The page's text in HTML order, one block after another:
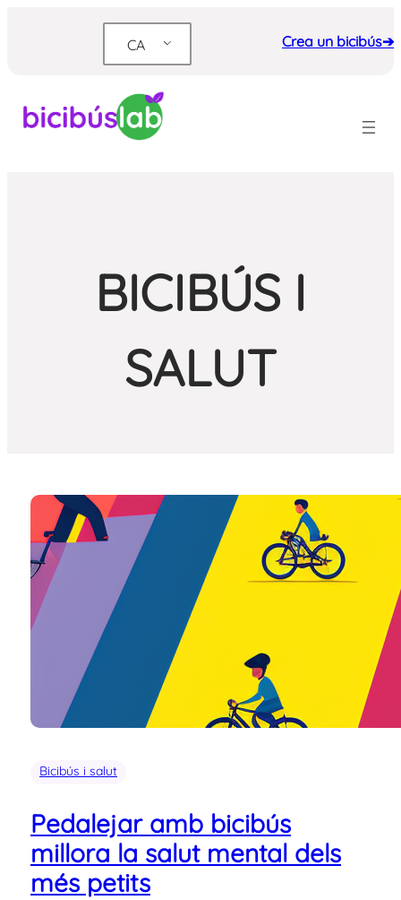
CA Crea un bicibús➔
BICIBÚS I
SALUT
Bicibús i salut
Pedalejar amb bicibús
millora la salut mental dels
més petits